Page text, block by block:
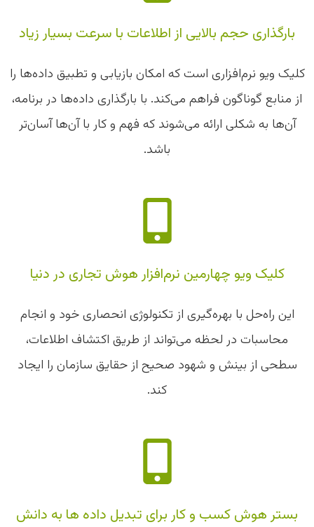
بارگذاری حجم بالایی از اطلاعات با سرعت بسیار زیاد
کلیک ویو نرم‌افزاری است که امکان بازیابی و تطبیق داده‌ها را
از منابع گوناگون فراهم می‌کند. با بارگذاری داده‌ها در برنامه،
آن‌ها به شکلی ارائه می‌شوند که فهم و کار با آن‌ها آسان‌تر
باشد.
کلیک ویو چهارمین نرم‌افزار هوش تجاری در دنیا
این راه‌حل با بهره‌گیری از تکنولوژی انحصاری خود و انجام
محاسبات در لحظه می‌تواند از طریق اکتشاف اطلاعات،
سطحی از بینش و شهود صحیح از حقایق سازمان را ایجاد
کند.
بستر هوش کسب و کار برای تبدیل داده ها به دانش